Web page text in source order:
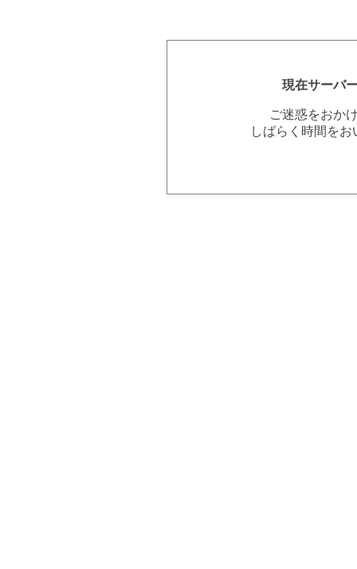
現在サーバ
ご迷惑をおか
しばらく時間を